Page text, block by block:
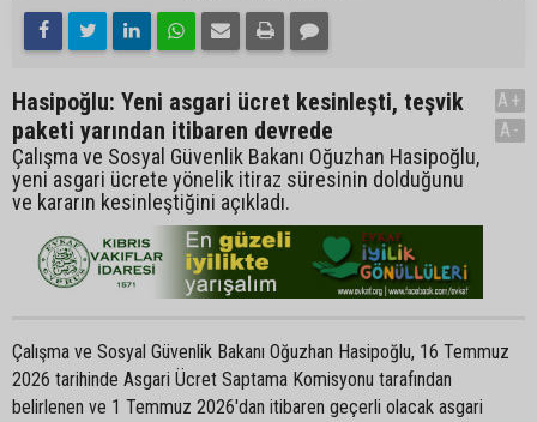
Hasipoğlu: Yeni asgari ücret kesinleşti, teşvik
paketi yarından itibaren devrede
Çalışma ve Sosyal Güvenlik Bakanı Oğuzhan Hasipoğlu,
yeni asgari ücrete yönelik itiraz süresinin dolduğunu
ve kararın kesinleştiğini açıkladı.
A+
A-
Çalışma ve Sosyal Güvenlik Bakanı Oğuzhan Hasipoğlu, 16 Temmuz
2026 tarihinde Asgari Ücret Saptama Komisyonu tarafından
belirlenen ve 1 Temmuz 2026'dan itibaren geçerli olacak asgari